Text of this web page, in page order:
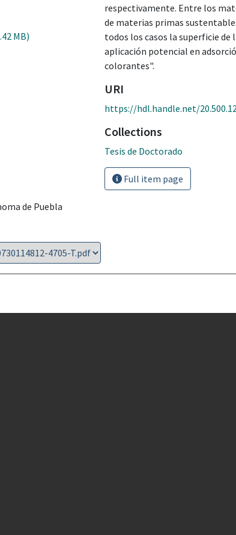
MB)
de Puebla
respectivamente. Entre los
de materias primas
todos los casos la superficie de
aplicación potencial en
colorantes".
URI
https://hdl.handle.net/
Collections
Tesis de Doctorado
Full item page